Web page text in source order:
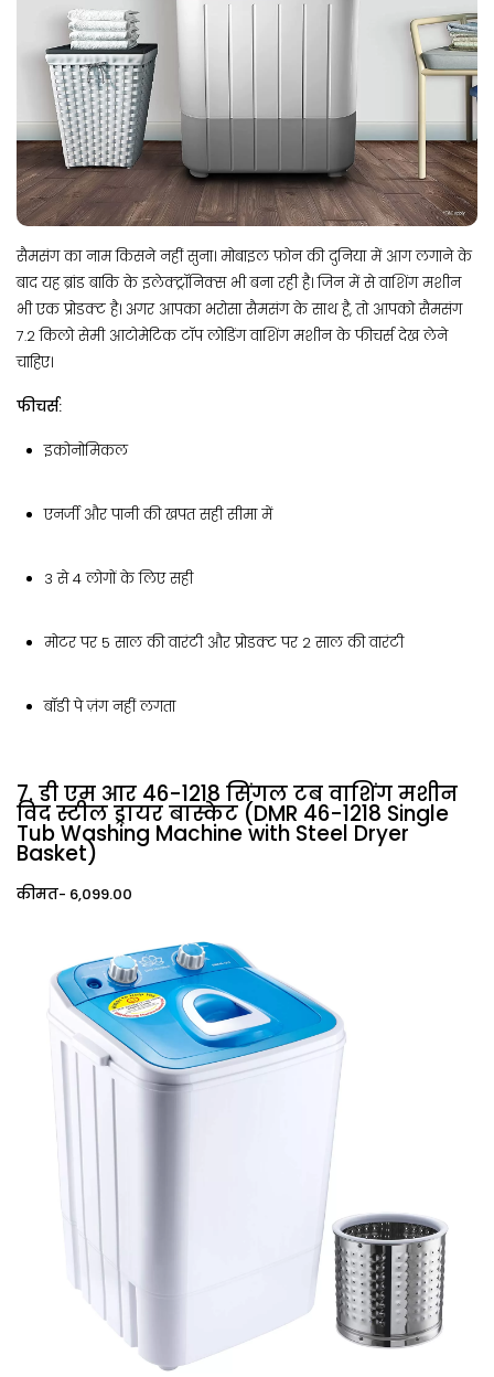
सैमसंग का नाम किसने नहीं सुना। मोबाइल फ़ोन की दुनिया में आग लगाने के
बाद यह ब्रांड बाकि के इलेक्ट्रॉनिक्स भी बना रही है। जिन में से वाशिंग मशीन
भी एक प्रोडक्ट है। अगर आपका भरोसा सैमसंग के साथ है, तो आपको सैमसंग
7.2 किलो सेमी आटोमेटिक टॉप लोडिंग वाशिंग मशीन के फीचर्स देख लेने
चाहिए।
फीचर्स:
इकोनोमिकल
एनर्जी और पानी की खपत सही सीमा में
3 से 4 लोगों के लिए सही
मोटर पर 5 साल की वारंटी और प्रोडक्ट पर 2 साल की वारंटी
बॉडी पे ज़ंग नहीं लगता
7. डी एम आर 46-1218 सिंगल टब वाशिंग मशीन
विद स्टील ड्रायर बास्केट (DMR 46-1218 Single
Tub Washing Machine with Steel Dryer
Basket)
कीमत- ₹6,099.00